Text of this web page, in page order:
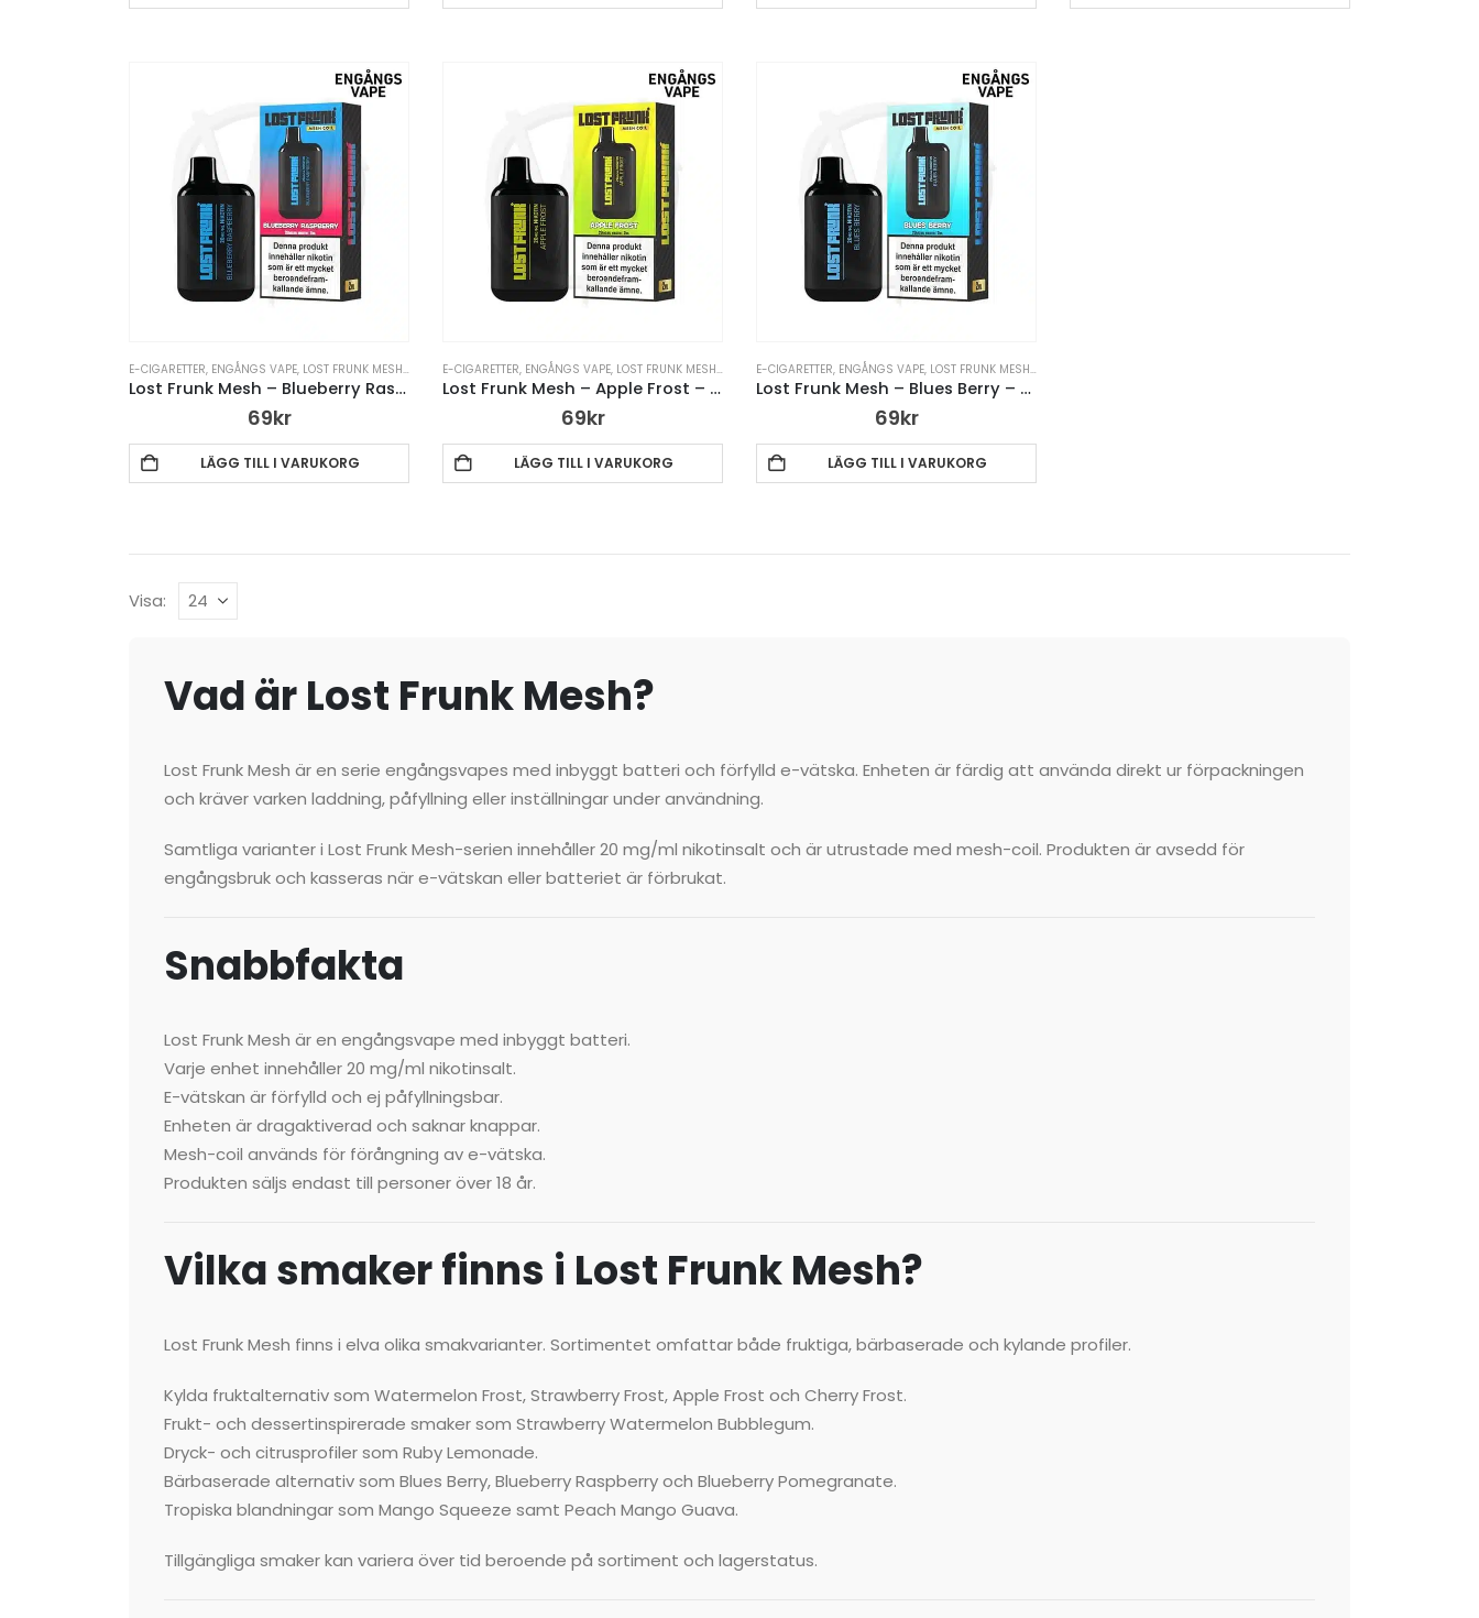
E-CIGARETTER, ENGÅNGS VAPE, LOST FRUNK MESH, VAPE PENNA
Lost Frunk Mesh – Blueberry Raspberry – 20mg
69kr
LÄGG TILL I VARUKORG
E-CIGARETTER, ENGÅNGS VAPE, LOST FRUNK MESH, VAPE PENNA
Lost Frunk Mesh – Apple Frost – 20mg
69kr
LÄGG TILL I VARUKORG
E-CIGARETTER, ENGÅNGS VAPE, LOST FRUNK MESH,
Lost Frunk Mesh – Blues Berry – 20mg
69kr
LÄGG TILL I VARUKORG
Visa:
Vad är Lost Frunk Mesh?
Lost Frunk Mesh är en serie engångsvapes med inbyggt batteri och förfylld e-vätska. Enheten är färdig att använda direkt ur förpackningen
och kräver varken laddning, påfyllning eller inställningar under användning.
Samtliga varianter i Lost Frunk Mesh-serien innehåller 20 mg/ml nikotinsalt och är utrustade med mesh-coil. Produkten är avsedd för
engångsbruk och kasseras när e-vätskan eller batteriet är förbrukat.
Snabbfakta
Lost Frunk Mesh är en engångsvape med inbyggt batteri.
Varje enhet innehåller 20 mg/ml nikotinsalt.
E-vätskan är förfylld och ej påfyllningsbar.
Enheten är dragaktiverad och saknar knappar.
Mesh-coil används för förångning av e-vätska.
Produkten säljs endast till personer över 18 år.
Vilka smaker finns i Lost Frunk Mesh?
Lost Frunk Mesh finns i elva olika smakvarianter. Sortimentet omfattar både fruktiga, bärbaserade och kylande profiler.
Kylda fruktalternativ som Watermelon Frost, Strawberry Frost, Apple Frost och Cherry Frost.
Frukt- och dessertinspirerade smaker som Strawberry Watermelon Bubblegum.
Dryck- och citrusprofiler som Ruby Lemonade.
Bärbaserade alternativ som Blues Berry, Blueberry Raspberry och Blueberry Pomegranate.
Tropiska blandningar som Mango Squeeze samt Peach Mango Guava.
Tillgängliga smaker kan variera över tid beroende på sortiment och lagerstatus.